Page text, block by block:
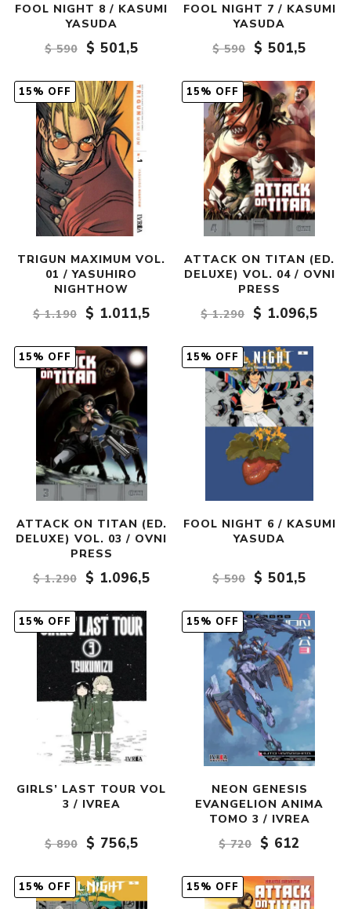
FOOL NIGHT 8 / KASUMI
YASUDA
$ 590
$ 501,5
FOOL NIGHT 7 / KASUMI
YASUDA
$ 590
$ 501,5
15% OFF
TRIGUN MAXIMUM VOL.
01 / YASUHIRO
NIGHTHOW
$ 1.190
$ 1.011,5
15% OFF
ATTACK ON TITAN (ED.
DELUXE) VOL. 04 / OVNI
PRESS
$ 1.290
$ 1.096,5
15% OFF
ATTACK ON TITAN (ED.
DELUXE) VOL. 03 / OVNI
PRESS
$ 1.290
$ 1.096,5
15% OFF
FOOL NIGHT 6 / KASUMI
YASUDA
$ 590 $ 501,5
15% OFF
GIRLS’ LAST TOUR VOL
3 / IVREA
$ 890 $ 756,5
15% OFF
NEON GENESIS
EVANGELION ANIMA
TOMO 3 / IVREA
$ 720
$ 612
15% OFF 15% OFF